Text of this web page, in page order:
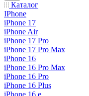
Каталог
IPhone
iPhone 17
iPhone Air
iPhone 17 Pro
iPhone 17 Pro Max
iPhone 16
iPhone 16 Pro Max
iPhone 16 Pro
iPhone 16 Plus
iPhone 16 e